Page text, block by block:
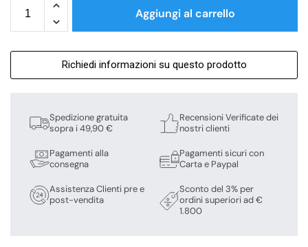
Aggiungi al carrello
Richiedi informazioni su questo prodotto
Spedizione gratuita
sopra i 49,90 €
Pagamenti alla
consegna
Assistenza Clienti pre e
post-vendita
Recensioni Verificate dei
nostri clienti
Pagamenti sicuri con
Carta e Paypal
Sconto del 3% per
ordini superiori ad €
1.800